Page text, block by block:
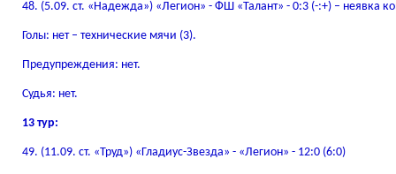
48. (5.09. ст. «Надежда») «Легион» - ФШ «Талант» - 0:3 (-:+) – неявка
Голы: нет – технические мячи (3).
Предупреждения: нет.
Судья: нет.
13 тур:
49. (11.09. ст. «Труд») «Гладиус-Звезда» - «Легион» - 12:0 (6:0)